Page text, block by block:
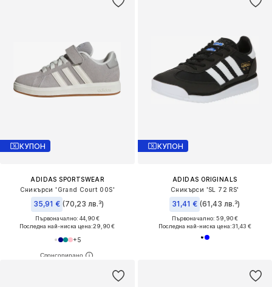
КУПОН
ADIDAS SPORTSWEAR
Сникърси 'Grand Court 00S'
35,91 € (70,23 лв.³)
Първоначално: 44,90 €
Последна най-ниска цена:29,90 €
+5
КУПОН
ADIDAS ORIGINALS
Сникърси 'SL 72 RS'
31,41 € (61,43 лв.³)
Първоначално: 59,90 €
Последна най-ниска цена:31,43 €